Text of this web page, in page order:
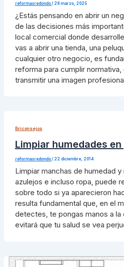
reformasredondo / 28 marzo, 2025
¿Estás pensando en abrir un
de las decisiones más
local comercial donde
vas a abrir una tienda, una
cualquier otro negocio, es
reforma para cumplir
transmitir una imagen
Briconsejos
Limpiar humedades
reformasredondo / 22 diciembre, 2014
Limpiar manchas de humedad
azulejos e incluso ropa, puede
sobre todo si ya aparecieron
resulta fundamental que, en el
detectes, te pongas manos a la
evitará que tu salud se vea